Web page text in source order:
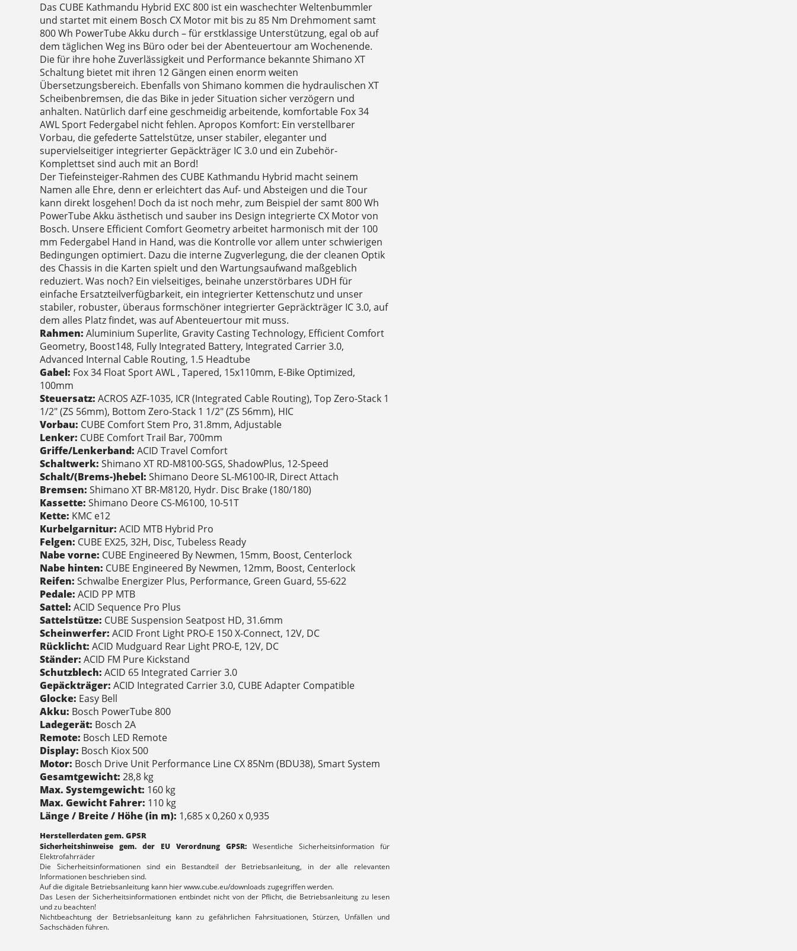
Das CUBE Kathmandu Hybrid EXC 800 ist ein waschechter Weltenbummler
und startet mit einem Bosch CX Motor mit bis zu 85 Nm Drehmoment samt
800 Wh PowerTube Akku durch – für erstklassige Unterstützung, egal ob auf
dem täglichen Weg ins Büro oder bei der Abenteuertour am Wochenende.
Die für ihre hohe Zuverlässigkeit und Performance bekannte Shimano XT
Schaltung bietet mit ihren 12 Gängen einen enorm weiten
Übersetzungsbereich. Ebenfalls von Shimano kommen die hydraulischen XT
Scheibenbremsen, die das Bike in jeder Situation sicher verzögern und
anhalten. Natürlich darf eine geschmeidig arbeitende, komfortable Fox 34
AWL Sport Federgabel nicht fehlen. Apropos Komfort: Ein verstellbarer
Vorbau, die gefederte Sattelstütze, unser stabiler, eleganter und
supervielseitiger integrierter Gepäckträger IC 3.0 und ein Zubehör-
Komplettset sind auch mit an Bord!
Der Tiefeinsteiger-Rahmen des CUBE Kathmandu Hybrid macht seinem
Namen alle Ehre, denn er erleichtert das Auf- und Absteigen und die Tour
kann direkt losgehen! Doch da ist noch mehr, zum Beispiel der samt 800 Wh
PowerTube Akku ästhetisch und sauber ins Design integrierte CX Motor von
Bosch. Unsere Efficient Comfort Geometry arbeitet harmonisch mit der 100
mm Federgabel Hand in Hand, was die Kontrolle vor allem unter schwierigen
Bedingungen optimiert. Dazu die interne Zugverlegung, die der cleanen Optik
des Chassis in die Karten spielt und den Wartungsaufwand maßgeblich
reduziert. Was noch? Ein vielseitiges, beinahe unzerstörbares UDH für
einfache Ersatzteilverfügbarkeit, ein integrierter Kettenschutz und unser
stabiler, robuster, überaus formschöner integrierter Gepräckträger IC 3.0, auf
dem alles Platz findet, was auf Abenteuertour mit muss.
Rahmen:Aluminium Superlite, Gravity Casting Technology, Efficient Comfort
Geometry, Boost148, Fully Integrated Battery, Integrated Carrier 3.0,
Advanced Internal Cable Routing, 1.5 Headtube
Gabel: Fox 34 Float Sport AWL , Tapered, 15x110mm, E-Bike Optimized,
100mm
Steuersatz:ACROS AZF-1035, ICR (Integrated Cable Routing), Top Zero-Stack 1
1/2" (ZS 56mm), Bottom Zero-Stack 1 1/2" (ZS 56mm), HIC
Vorbau: CUBE Comfort Stem Pro, 31.8mm, Adjustable
Lenker: CUBE Comfort Trail Bar, 700mm
Griffe/Lenkerband:ACID Travel Comfort
Schaltwerk:Shimano XT RD-M8100-SGS, ShadowPlus, 12-Speed
Schalt/(Brems-)hebel:Shimano Deore SL-M6100-IR, Direct Attach
Bremsen:Shimano XT BR-M8120, Hydr. Disc Brake (180/180)
Kassette:Shimano Deore CS-M6100, 10-51T
Kette: KMC e12
Kurbelgarnitur:ACID MTB Hybrid Pro
Felgen: CUBE EX25, 32H, Disc, Tubeless Ready
Nabe vorne: CUBE Engineered By Newmen, 15mm, Boost, Centerlock
Nabe hinten: CUBE Engineered By Newmen, 12mm, Boost, Centerlock
Reifen:Schwalbe Energizer Plus, Performance, Green Guard, 55-622
Pedale:ACID PP MTB
Sattel:ACID Sequence Pro Plus
Sattelstütze: CUBE Suspension Seatpost HD, 31.6mm
Scheinwerfer:ACID Front Light PRO-E 150 X-Connect, 12V, DC
Rücklicht:ACID Mudguard Rear Light PRO-E, 12V, DC
Ständer:ACID FM Pure Kickstand
Schutzblech:ACID 65 Integrated Carrier 3.0
Gepäckträger:ACID Integrated Carrier 3.0, CUBE Adapter Compatible
Glocke: Easy Bell
Akku: Bosch PowerTube 800
Ladegerät: Bosch 2A
Remote: Bosch LED Remote
Display: Bosch Kiox 500
Motor: Bosch Drive Unit Performance Line CX 85Nm (BDU38), Smart System
Gesamtgewicht:28,8 kg
Max. Systemgewicht: 160 kg
Max. Gewicht Fahrer: 110 kg
Länge / Breite / Höhe (in m): 1,685 x 0,260 x 0,935
Herstellerdaten gem. GPSR
Sicherheitshinweise gem. der EU Verordnung GPSR: Wesentliche Sicherheitsinformation für
Elektrofahrräder
Die Sicherheitsinformationen sind ein Bestandteil der Betriebsanleitung, in der alle relevanten
Informationen beschrieben sind.
Auf die digitale Betriebsanleitung kann hier www.cube.eu/downloads zugegriffen werden.
Das Lesen der Sicherheitsinformationen entbindet nicht von der Pflicht, die Betriebsanleitung zu lesen
und zu beachten!
Nichtbeachtung der Betriebsanleitung kann zu gefährlichen Fahrsituationen, Stürzen, Unfällen und
Sachschäden führen.